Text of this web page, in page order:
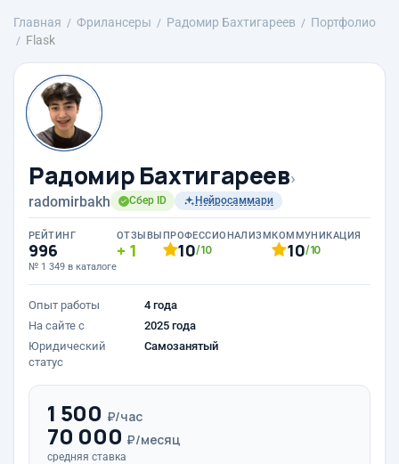
Главная Фрилансеры Радомир Бахтигареев
Портфолио
Flask
Радомир Бахтигареев›
radomirbakh Сбер ID Нейросаммари
РЕЙТИНГ
996
№ 1 349 в каталоге
ОТЗЫВЫ
1
ПРОФЕССИОНАЛИЗМ
10/10
КОММУНИКАЦИЯ
10/10
Опыт работы
4 года
На сайте с
2025 года
Юридический
статус
Самозанятый
1 500 ₽/час
70 000 ₽/месяц
средняя ставка